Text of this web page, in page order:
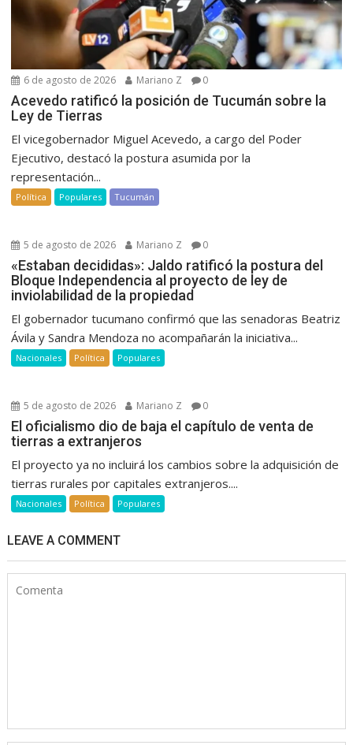
6 de agosto de 2026 Mariano Z 0
Acevedo ratificó la posición de Tucumán sobre la
Ley de Tierras
El vicegobernador Miguel Acevedo, a cargo del Poder
Ejecutivo, destacó la postura asumida por la
representación...
Política Populares Tucumán
5 de agosto de 2026 Mariano Z 0
«Estaban decididas»: Jaldo ratificó la postura del
Bloque Independencia al proyecto de ley de
inviolabilidad de la propiedad
El gobernador tucumano confirmó que las senadoras Beatriz
Ávila y Sandra Mendoza no acompañarán la iniciativa...
Nacionales Política Populares
5 de agosto de 2026 Mariano Z 0
El oficialismo dio de baja el capítulo de venta de
tierras a extranjeros
El proyecto ya no incluirá los cambios sobre la adquisición de
tierras rurales por capitales extranjeros....
Nacionales Política Populares
LEAVE A COMMENT